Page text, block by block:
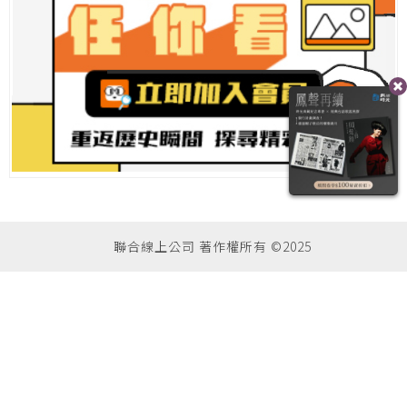
聯合線上公司 著作權所有 ©2025